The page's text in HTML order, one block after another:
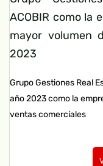
ACOBIR como la
mayor volumen
2023
Grupo Gestiones Real
año 2023 como la
ventas comerciales